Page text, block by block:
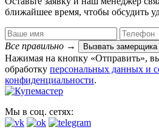
ближайшее время, чтобы обсудить
Все правильно → Вызвать замерщика
Нажимая на кнопку «Отправить», вы
обработку персональных данных​ и
конфиденциальности.
Мы в соц. сетях: